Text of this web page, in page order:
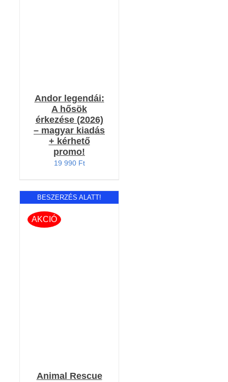
Andor legendái:
A hősök
érkezése (2026)
– magyar kiadás
+ kérhető
promo!
19 990 Ft
BESZERZÉS ALATT!
AKCIÓ
Animal Rescue